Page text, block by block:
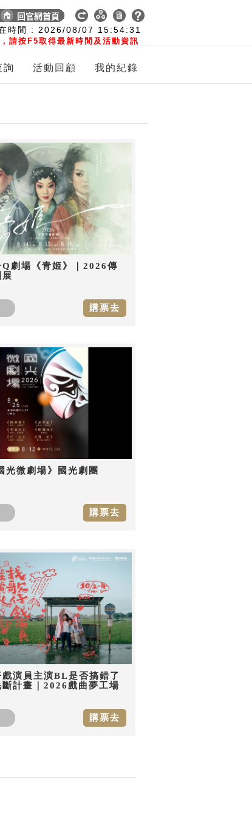
時間 : 2026/08/07 15:54:32
請按F5取得最新時間及活動資訊
詢 活動回顧 我的紀錄
Q劇場《青姬》｜2026傳
購票去
光微劇場》國光劇團
購票去
戲演員主演BL是否搞錯了
斷計畫｜2026戲曲夢工場
購票去